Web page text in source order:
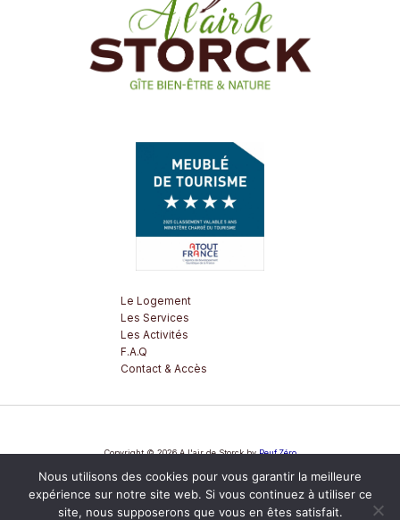
Le Logement
Les Services
Les Activités
F.A.Q
Contact & Accès
Copyright © 2026 A l'air de Storck byPeuf.Zéro
Mentions Légales
Nous utilisons des cookies pour vous garantir la meilleure
expérience sur notre site web. Si vous continuez à utiliser ce
site, nous supposerons que vous en êtes satisfait.